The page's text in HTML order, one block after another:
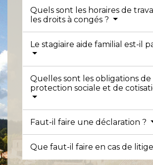
Quels sont les horaires de
les droits à congés ?
Le stagiaire aide familial est-il
Quelles sont les obligations de
protection sociale et de
Faut-il faire une déclaration ?
Que faut-il faire en cas de